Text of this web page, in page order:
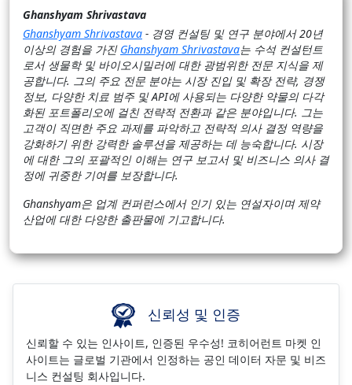
Ghanshyam Shrivastava
Ghanshyam Shrivastava - 경영 컨설팅 및 연구 분야에서 20년
이상의 경험을 가진 Ghanshyam Shrivastava는 수석 컨설턴트
로서 생물학 및 바이오시밀러에 대한 광범위한 전문 지식을 제
공합니다. 그의 주요 전문 분야는 시장 진입 및 확장 전략, 경쟁
정보, 다양한 치료 범주 및 API에 사용되는 다양한 약물의 다각
화된 포트폴리오에 걸친 전략적 전환과 같은 분야입니다. 그는
고객이 직면한 주요 과제를 파악하고 전략적 의사 결정 역량을
강화하기 위한 강력한 솔루션을 제공하는 데 능숙합니다. 시장
에 대한 그의 포괄적인 이해는 연구 보고서 및 비즈니스 의사 결
정에 귀중한 기여를 보장합니다.
Ghanshyam은 업계 컨퍼런스에서 인기 있는 연설자이며 제약
산업에 대한 다양한 출판물에 기고합니다.
신뢰성 및 인증
신뢰할 수 있는 인사이트, 인증된 우수성! 코히어런트 마켓 인
사이트는 글로벌 기관에서 인정하는 공인 데이터 자문 및 비즈
니스 컨설팅 회사입니다.